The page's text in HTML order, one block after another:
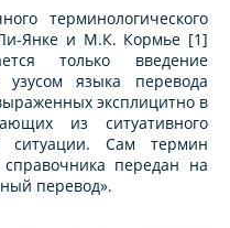
терминологического
Янке и М.К. Кормье [1]
только введение
узусом языка перевода
эксплицитно в
из ситуативного
ситуации. Сам термин
передан на
перевод».